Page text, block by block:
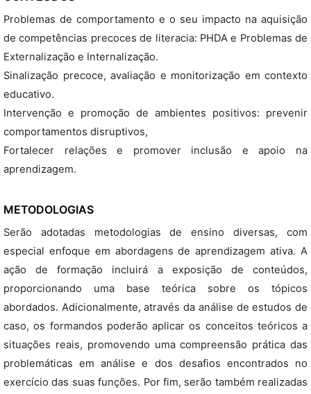
Problemas de comportamento e o seu impacto na aquisição
de competências precoces de literacia: PHDA e Problemas de
Externalização e Internalização.
Sinalização precoce, avaliação e monitorização em contexto
educativo.
Intervenção e promoção de ambientes positivos: prevenir
comportamentos disruptivos,
Fortalecer relações e promover inclusão e apoio na
aprendizagem.
METODOLOGIAS
Serão adotadas metodologias de ensino diversas, com
especial enfoque em abordagens de aprendizagem ativa. A
ação de formação incluirá a exposição de conteúdos,
proporcionando uma base teórica sobre os tópicos
abordados. Adicionalmente, através da análise de estudos de
caso, os formandos poderão aplicar os conceitos teóricos a
situações reais, promovendo uma compreensão prática das
problemáticas em análise e dos desafios encontrados no
exercício das suas funções. Por fim, serão também realizadas